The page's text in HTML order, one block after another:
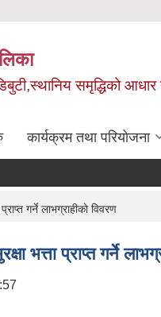
समृद्धिको
कार्यक्रम तथा परियोजना
गर्ने लाभग्राहीको विवरण
प्राप्त गर्ने